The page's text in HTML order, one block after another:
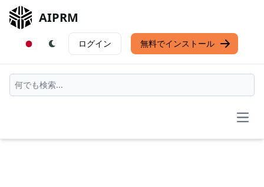
AIPRM
ログイン 無料でインストール